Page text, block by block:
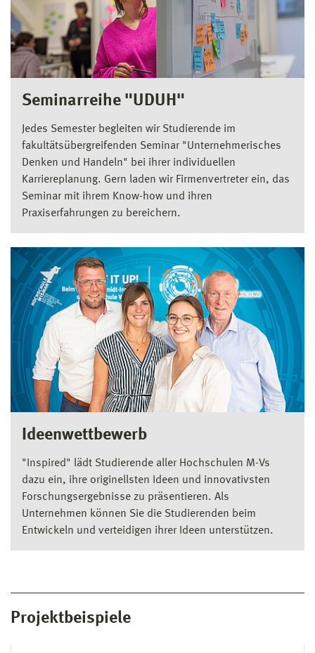
Seminarreihe "UDUH"
Jedes Semester begleiten wir Studierende im
fakultätsübergreifenden Seminar "Unternehmerisches
Denken und Handeln" bei ihrer individuellen
Karriereplanung. Gern laden wir Firmenvertreter ein, das
Seminar mit ihrem Know-how und ihren
Praxiserfahrungen zu bereichern.
Ideenwettbewerb
"Inspired" lädt Studierende aller Hochschulen M-Vs
dazu ein, ihre originellsten Ideen und innovativsten
Forschungsergebnisse zu präsentieren. Als
Unternehmen können Sie die Studierenden beim
Entwickeln und verteidigen ihrer Ideen unterstützen.
Projektbeispiele